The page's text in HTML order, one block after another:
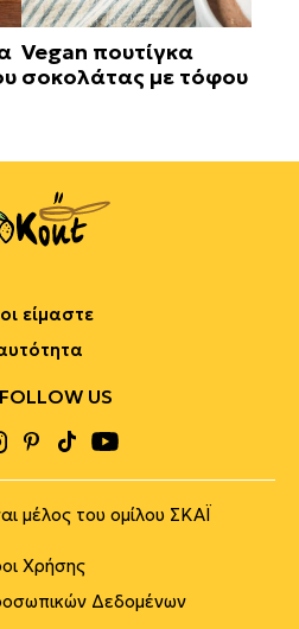
Vegan πουτίγκα
σοκολάτας με τόφου
είμαστε
FOLLOW US
μέλος του ομίλου ΣΚΑΪ
Χρήσης
Δεδομένων